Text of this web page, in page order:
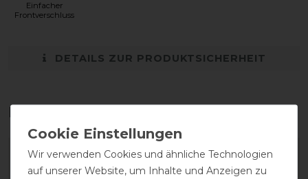
Einfacher
Frontverschluss
DETAILS ZUR PRODUKTSICHERHEIT
Das perfekte Zubehör für dich
-13% -13%
Wir verwenden Cookies und ähnliche Technologien
auf unserer Website, um Inhalte und Anzeigen zu